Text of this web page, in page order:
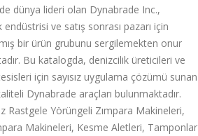
dünya lideri olan Dynabrade Inc.,
endüstrisi ve satış sonrası pazarı için
bir ürün grubunu sergilemekten onur
Bu katalogda, denizcilik üreticileri ve
için sayısız uygulama çözümü sunan
Dynabrade araçları bulunmaktadır.
Rastgele Yörüngeli Zımpara Makineleri,
Makineleri, Kesme Aletleri, Tamponlar